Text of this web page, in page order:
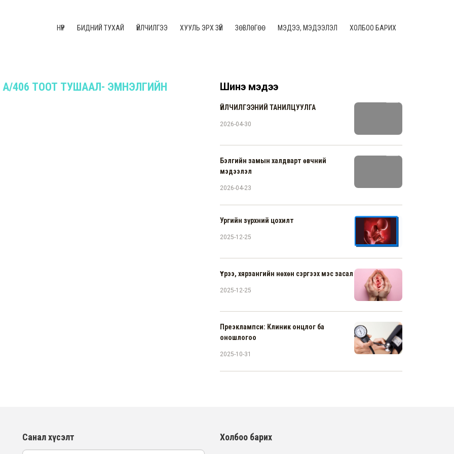
НҮҮР БИДНИЙ ТУХАЙ ҮЙЛЧИЛГЭЭ ХУУЛЬ ЭРХ ЗҮЙ ЗӨВЛӨГӨӨ МЭДЭЭ, МЭДЭЭЛЭЛ ХОЛБОО БАРИХ
406 ТООТ ТУШААЛ- ЭМНЭЛГИЙН
Шинэ мэдээ
ҮЙЛЧИЛГЭЭНИЙ ТАНИЛЦУУЛГА
2026-04-30
Бэлгийн замын халдварт өвчний
мэдээлэл
2026-04-23
Ургийн зүрхний цохилт
2025-12-25
Үтрээ, хярзангийн нөхөн сэргээх мэс засал
2025-12-25
Преэклампси: Клиник онцлог ба
оношлогоо
2025-10-31
Санал хүсэлт Холбоо барих